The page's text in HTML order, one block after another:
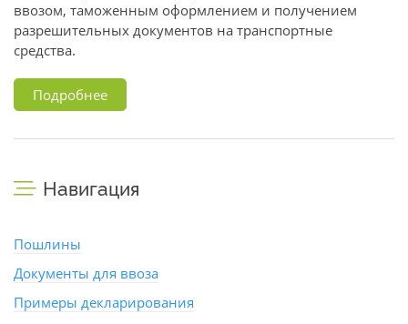
ввозом, таможенным оформлением и получением
разрешительных документов на транспортные
средства.
Подробнее
Навигация
Пошлины
Документы для ввоза
Примеры декларирования